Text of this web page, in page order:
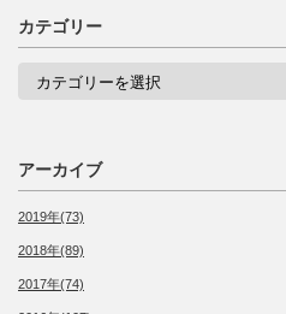
カテゴリー
アーカイブ
2019年(73)
2018年(89)
2017年(74)